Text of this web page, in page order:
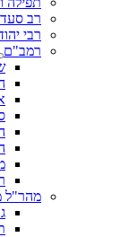
רב
רבי
רמב"ם
מהר"ל